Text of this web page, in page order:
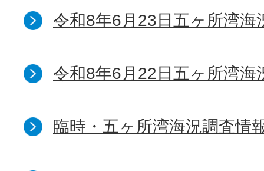
令和8年6月23日五ヶ所湾海
令和8年6月22日五ヶ所湾海
臨時・五ヶ所湾海況調査情